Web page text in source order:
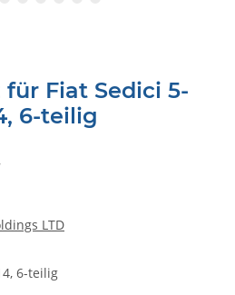
Fiat Sedici 5-
6-teilig
LTD
6-teilig